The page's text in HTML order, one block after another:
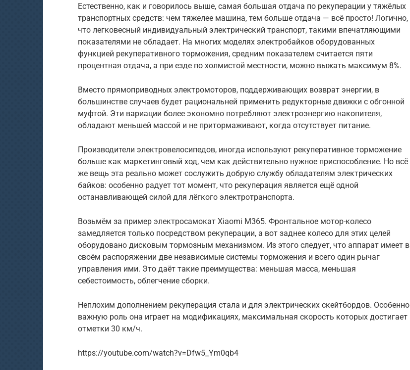
Естественно, как и говорилось выше, самая большая отдача по рекуперации у тяжёлых
транспортных средств: чем тяжелее машина, тем больше отдача — всё просто! Логично,
что легковесный индивидуальный электрический транспорт, такими впечатляющими
показателями не обладает. На многих моделях электробайков оборудованных
функцией рекуперативного торможения, средним показателем считается пяти
процентная отдача, а при езде по холмистой местности, можно выжать максимум 8%.
Вместо прямоприводных электромоторов, поддерживающих возврат энергии, в
большинстве случаев будет рациональней применить редукторные движки с обгонной
муфтой. Эти вариации более экономно потребляют электроэнергию накопителя,
обладают меньшей массой и не притормаживают, когда отсутствует питание.
Производители электровелосипедов, иногда используют рекуперативное торможение
больше как маркетинговый ход, чем как действительно нужное приспособление. Но всё
же вещь эта реально может сослужить добрую службу обладателям электрических
байков: особенно радует тот момент, что рекуперация является ещё одной
останавливающей силой для лёгкого электротранспорта.
Возьмём за пример электросамокат Xiaomi M365. Фронтальное мотор-колесо
замедляется только посредством рекуперации, а вот заднее колесо для этих целей
оборудовано дисковым тормозным механизмом. Из этого следует, что аппарат имеет в
своём распоряжении две независимые системы торможения и всего один рычаг
управления ими. Это даёт такие преимущества: меньшая масса, меньшая
себестоимость, облегчение сборки.
Неплохим дополнением рекуперация стала и для электрических скейтбордов. Особенно
важную роль она играет на модификациях, максимальная скорость которых достигает
отметки 30 км/ч.
https://youtube.com/watch?v=Dfw5_Ym0qb4